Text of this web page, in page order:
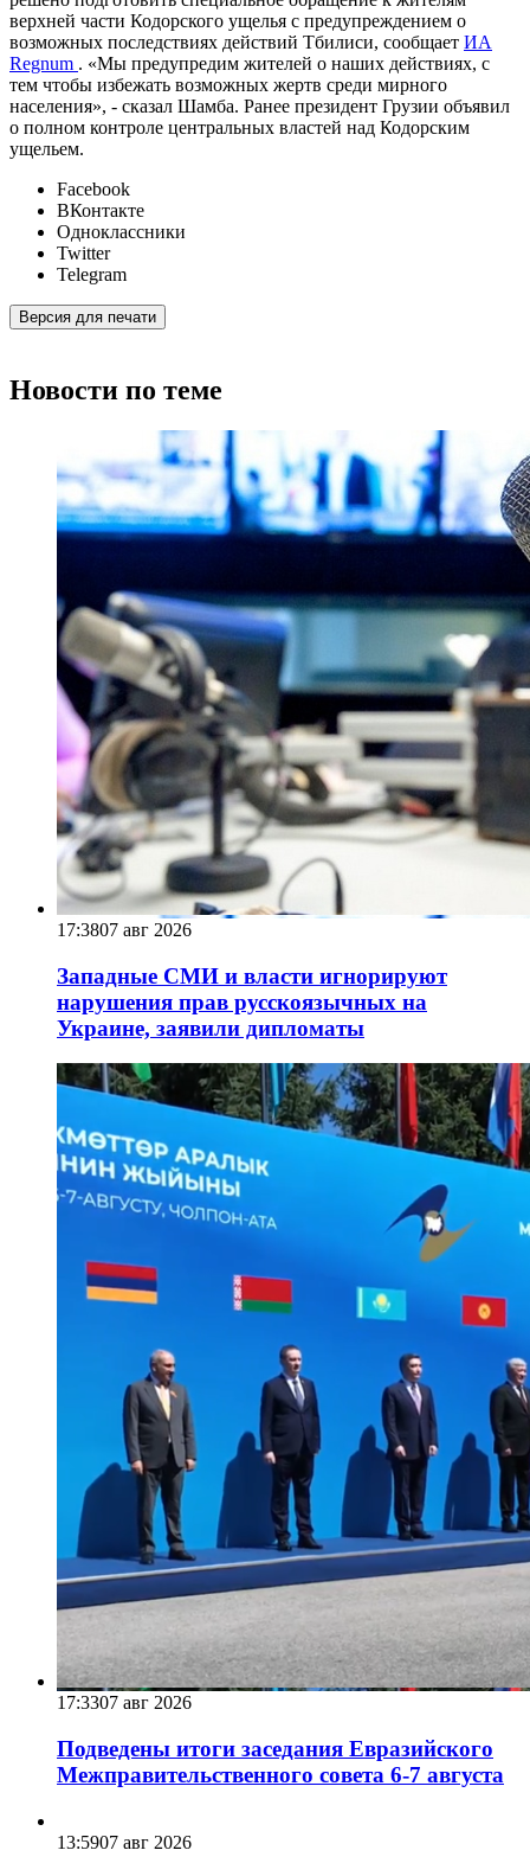
верхней части Кодорского ущелья с предупреждением о
возможных последствиях действий Тбилиси, сообщает ИА
Regnum . «Мы предупредим жителей о наших действиях, с
тем чтобы избежать возможных жертв среди мирного
населения», - сказал Шамба. Ранее президент Грузии объявил
о полном контроле центральных властей над Кодорским
ущельем.
Facebook
ВКонтакте
Одноклассники
Twitter
Telegram
Версия для печати
Новости по теме
17:3807 авг 2026
Западные СМИ и власти игнорируют
нарушения прав русскоязычных на
Украине, заявили дипломаты
17:3307 авг 2026
Подведены итоги заседания Евразийского
Межправительственного совета 6-7 августа
13:5907 авг 2026